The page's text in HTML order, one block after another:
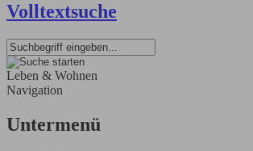
Volltextsuche
Leben & Wohnen
Navigation
Untermenü